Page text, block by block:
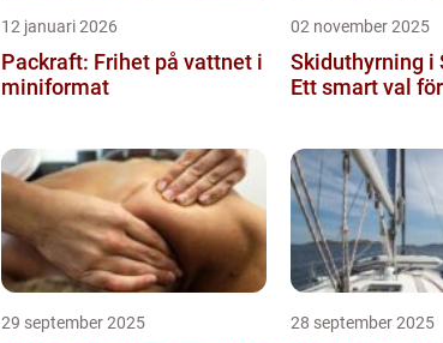
12 januari 2026
Packraft: Frihet på vattnet i
miniformat
02 november 2025
Skiduthyrning i
Ett smart val
29 september 2025 28 september 2025